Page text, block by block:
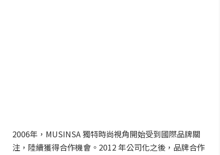
2006年，MUSINSA 獨特時尚視角開始受到國際品牌關
注，陸續獲得合作機會。2012 年公司化之後，品牌合作